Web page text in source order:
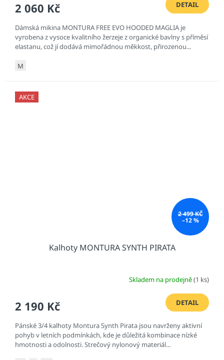
2 060 Kč DETAIL
Dámská mikina MONTURA FREE EVO HOODED MAGLIA je
vyrobena z vysoce kvalitního žerzeje z organické bavlny s příměsí
elastanu, což jí dodává mimořádnou měkkost, přirozenou...
M
AKCE
2 499 KČ
–12 %
Kalhoty MONTURA SYNTH PIRATA
Skladem na prodejně(1 ks)
2 190 Kč DETAIL
Pánské 3/4 kalhoty Montura Synth Pirata jsou navrženy aktivní
pohyb v letních podmínkách, kde je důležitá kombinace nízké
hmotnosti a odolnosti. Strečový nylonový materiál...